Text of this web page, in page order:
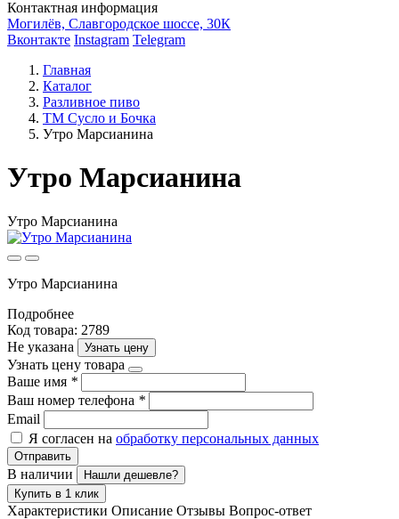
Контактная информация
Могилёв, Славгородское шоссе, 30К
Вконтакте Instagram Telegram
Главная
Каталог
Разливное пиво
ТМ Сусло и Бочка
Утро Марсианина
Утро Марсианина
Утро Марсианина
Утро Марсианина
Подробнее
Код товара: 2789
Не указана
Узнать цену
Узнать цену товара
Ваше имя *
Ваш номер телефона *
Email
Я согласен на обработку персональных данных
Отправить
В наличии
Нашли дешевле?
Купить в 1 клик
Характеристики Описание Отзывы Вопрос-ответ